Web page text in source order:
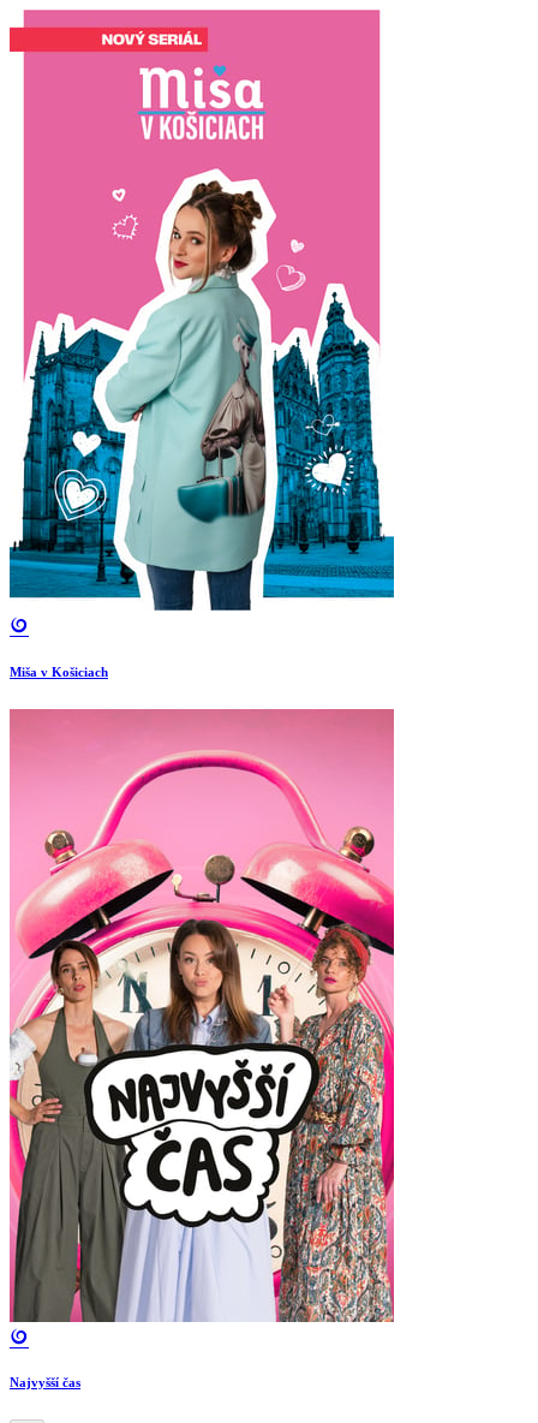
Miša v Košiciach
Najvyšší čas